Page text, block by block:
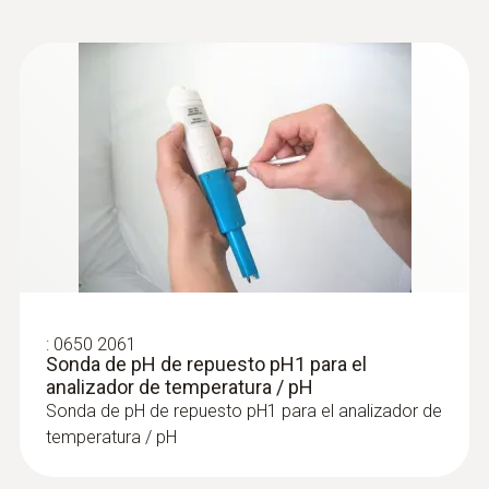
class IP68)
simultaneous measurement of pH and
temperature values
Maintenance-free gel electrolyte
1, 2 or 3-point calibration possible
pH measment in the cosmetics
industry
The pH value is a crucial factor when it
comes to assessing the quality of cosmetic
: 0650 2061
Sonda de pH de repuesto pH1 para el
analizador de temperatura / pH
Sonda de pH de repuesto pH1 para el analizador de
temperatura / pH